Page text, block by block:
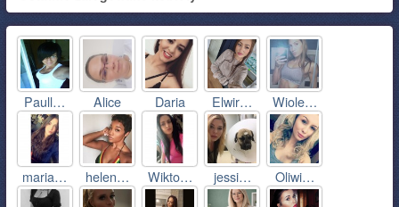
Paull… Alice Daria Elwir… Wiole…
maria… helen… Wikto… jessi… Oliwi…